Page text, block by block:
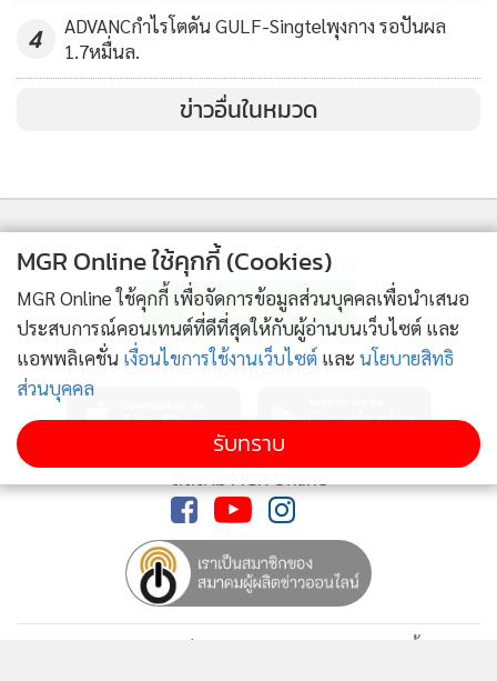
4
ADVANCกำไรโตดัน GULF-Singtelพุงกาง รอปันผล
1.7หมื่นล.
ข่าวอื่นในหมวด
ติดตามข่าวสารผ่านทาง LINE
MGR Online Application
ติดตาม MGR Online
MGR Online ใช้คุกกี้ (Cookies)
MGR Online ใช้คุกกี้ เพื่อจัดการข้อมูลส่วนบุคคลเพื่อนำเสนอ
ประสบการณ์คอนเทนต์ที่ดีที่สุดให้กับผู้อ่านบนเว็บไซต์ และ
แอพพลิเคชั่น เงื่อนไขการใช้งานเว็บไซต์ และ นโยบายสิทธิ
ส่วนบุคคล
รับทราบ